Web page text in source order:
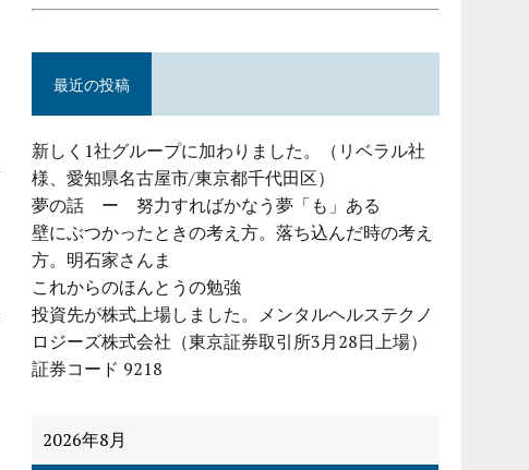
最近の投稿
新しく1社グループに加わりました。（リベラル社
様、愛知県名古屋市/東京都千代田区）
夢の話 ー 努力すればかなう夢「も」ある
壁にぶつかったときの考え方。落ち込んだ時の考え
方。明石家さんま
これからのほんとうの勉強
投資先が株式上場しました。メンタルヘルステクノ
ロジーズ株式会社（東京証券取引所3月28日上場）
証券コード 9218
2026年8月